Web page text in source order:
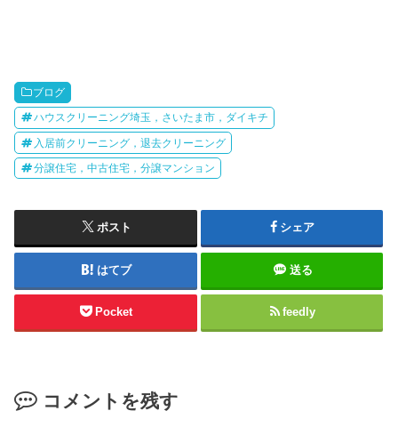
ブログ
ハウスクリーニング埼玉，さいたま市，ダイキチ
入居前クリーニング，退去クリーニング
分譲住宅，中古住宅，分譲マンション
ポスト シェア
はてブ 送る
Pocket feedly
コメントを残す